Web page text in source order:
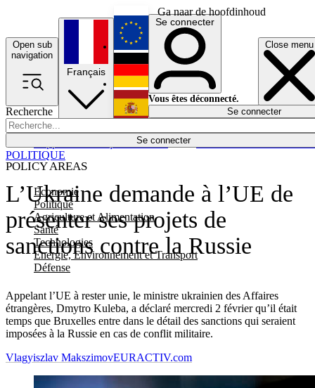
Ga naar de hoofdinhoud
Open sub
navigation
Close menu
Recherche
Se connecter
POLICY AREAS
Economie
Politique
Agriculture et Alimentation
Santé
Technologies
Energie, Environnement et Transport
Défense
Économie
Français
English
Deutsch
Español
Se connecter
Vous êtes déconnecté.
Se connecter
L’Ukraine demande à l’UE de
présenter ses projets de
sanctions contre la Russie
Appelant l’UE à rester unie, le ministre ukrainien des Affaires
étrangères, Dmytro Kuleba, a déclaré mercredi 2 février qu’il était
temps que Bruxelles entre dans le détail des sanctions qui seraient
imposées à la Russie en cas de conflit militaire.
POLITIQUE
Vlagyiszlav MakszimovEURACTIV.com